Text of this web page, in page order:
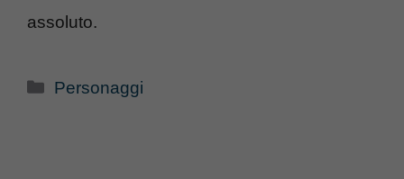
assoluto.
Categorie
Personaggi